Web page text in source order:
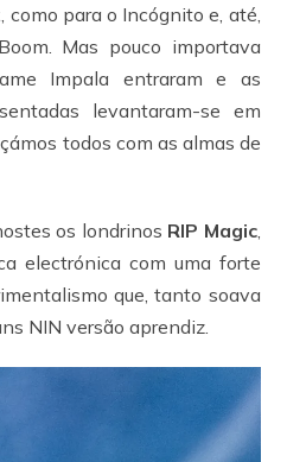
para o Incógnito e, até,
Mas pouco importava
Impala entraram e as
levantaram-se em
todos com as almas de
os londrinos RIP Magic,
electrónica com uma forte
que, tanto soava
NIN versão aprendiz.